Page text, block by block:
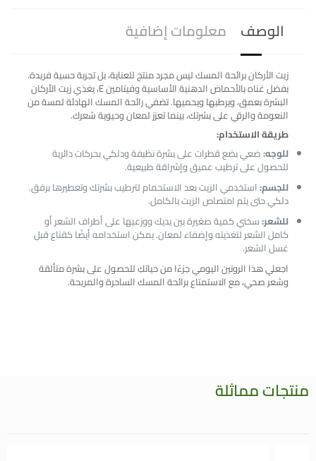
الوصف معلومات إضافية
زيت الأركان برائحة المسك ليس مجرد منتج للعناية، بل تجربة حسية فريدة.
بفضل غناه بالأحماض الدهنية الأساسية وفيتامين E، يغذي زيت الأركان
البشرة بعمق، ويرطبها ويحميها. تضفي رائحة المسك الهادئة لمسة من
النعومة والرقي على بشرتك، بينما تعزز لمعان وحيوية شعرك.
طريقة الاستخدام:
للوجه:ضعي بضع قطرات على بشرة نظيفة ودلكي بحركات دائرية
للحصول على ترطيب عميق وإشراقة طبيعية.
للجسم:استخدمي الزيت بعد الاستحمام لترطيب بشرتك وتعطيرها برفق.
دلكي حتى يتم امتصاص الزيت بالكامل.
للشعر:سخني كمية صغيرة بين يديك ووزعيها على أطراف الشعر أو
كامل الشعر لتغذيته وإضفاء لمعان. يمكن استخدامه أيضًا كقناع قبل
غسل الشعر.
اجعلي هذا الروتين اليومي جزءًا من حياتكِ للحصول على بشرة متألقة
وشعر صحي، مع الاستمتاع برائحة المسك الساحرة والمريحة.
منتجات مماثلة